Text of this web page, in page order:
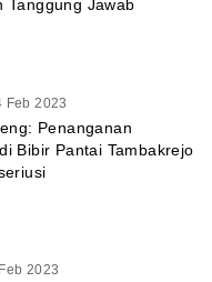
Tanggung Jawab
Feb 2023
Penanganan
Bibir Pantai Tambakrejo
2023